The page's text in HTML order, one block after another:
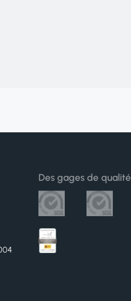
Des gages de qualité